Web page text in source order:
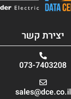
יצירת קשר
073-7403208
sales@dce.co.il